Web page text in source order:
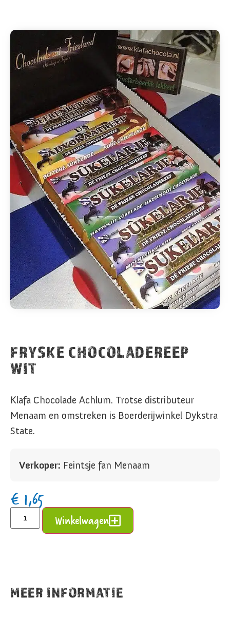
FRYSKE CHOCOLADEREEP
WIT
Klafa Chocolade Achlum. Trotse distributeur
Menaam en omstreken is Boerderijwinkel Dykstra
State.
Verkoper: Feintsje fan Menaam
€ 1,65
Winkelwagen
MEER INFORMATIE